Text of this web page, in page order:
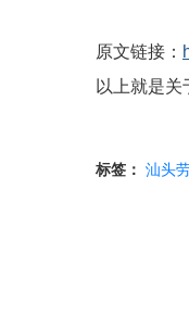
原文链接：
以上就是关
标签： 汕头